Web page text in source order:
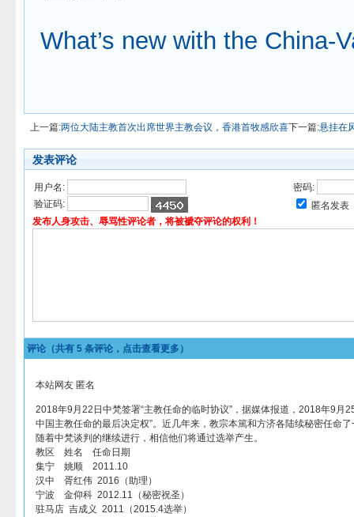
What’s new with the China-
上一篇:两位大陆主教首次出席世界主教会议，香港首牧感欣喜下一篇:悬挂在
发表评论
用户名:
密码:
验证码:
匿名发表
发布人身攻击、辱骂性评论者，将被褫夺评论的权利！
评论（共有 5 条评论，点击查看更多）
本站网友 匿名
2018年9月22日中梵签署“主教任命的临时协议”，据媒体报道，2018年9月
中国主教任命的最后决定权”。近几年来，教宗本篤和方济各陆续秘密任命
随着中梵谈判的继续进行，相信他们将通过选举产生。
教区 姓名 任命日期
集宁 姚顺 2011.10
汉中 胥红伟 2016（助理）
宁波 金仰科 2012.11（秘密祝圣）
驻马店 吉成义 2011（2015.4选举）